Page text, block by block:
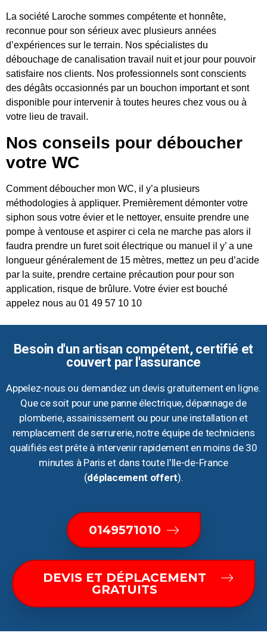
La société Laroche sommes compétente et honnête,
reconnue pour son sérieux avec plusieurs années
d’expériences sur le terrain. Nos spécialistes du
débouchage de canalisation travail nuit et jour pour pouvoir
satisfaire nos clients. Nos professionnels sont conscients
des dégâts occasionnés par un bouchon important et sont
disponible pour intervenir à toutes heures chez vous ou à
votre lieu de travail.
Nos conseils pour déboucher
votre WC
Comment déboucher mon WC, il y’a plusieurs
méthodologies à appliquer. Premièrement démonter votre
siphon sous votre évier et le nettoyer, ensuite prendre une
pompe à ventouse et aspirer ci cela ne marche pas alors il
faudra prendre un furet soit électrique ou manuel il y’ a une
longueur généralement de 15 mètres, mettez un peu d’acide
par la suite, prendre certaine précaution pour pour son
application, risque de brûlure. Votre évier est bouché
appelez nous au 01 49 57 10 10
Besoin d'un artisan compétent, certifié et
couvert par l'assurance
Appelez-nous ou demandez un devis gratuitement en ligne.
Que ce soit pour une panne électrique, dépannage de
plomberie, assainissement ou pour une installation et
remplacement de serrurerie, notre équipe de techniciens
qualifiés est prête à intervenir rapidement en moins de 30
minutes à Paris et dans toute l’Ile-de-France
(déplacement offert).
0149571010
DEVIS ET DÉPLACEMENT
GRATUITS